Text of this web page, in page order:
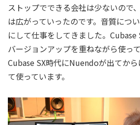
ストップでできる会社は少ないので
は広がっていったのです。音質につ
にして仕事をしてきました。Cubase
バージョンアップを重ねながら使っ
Cubase SX時代にNuendoが出てか
て使っています。